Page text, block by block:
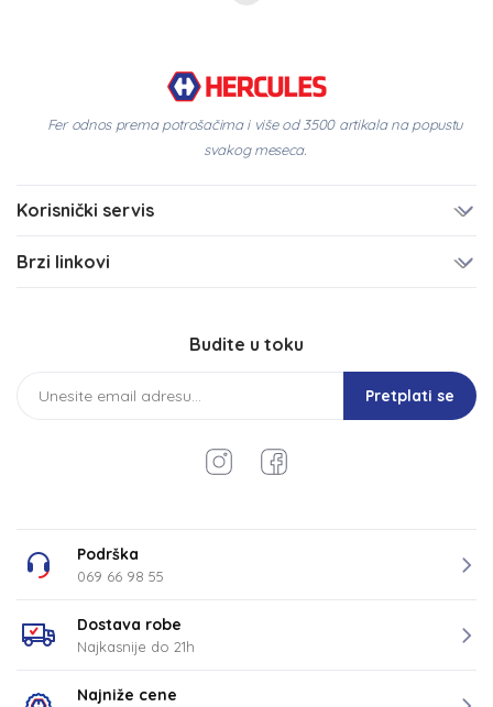
Fer odnos prema potrošačima i više od 3500 artikala na popustu
svakog meseca.
Korisnički servis
Brzi linkovi
Budite u toku
Pretplati se
Podrška
069 66 98 55
Dostava robe
Najkasnije do 21h
Najniže cene